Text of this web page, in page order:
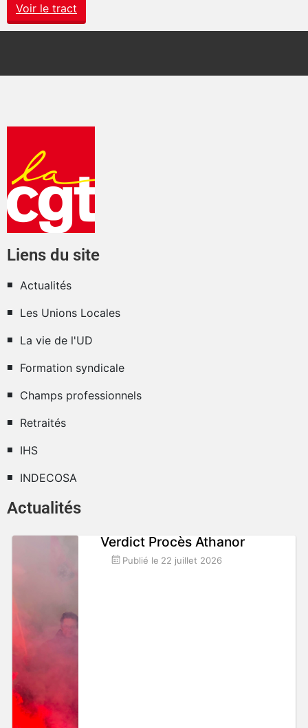
Voir le tract
Liens du site
Actualités
Les Unions Locales
La vie de l'UD
Formation syndicale
Champs professionnels
Retraités
IHS
INDECOSA
Actualités
Verdict Procès Athanor
Publié le 22 juillet 2026